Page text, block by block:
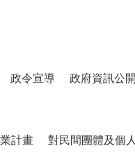
政令宣導 政府資訊公開
計畫 對民間團體及個